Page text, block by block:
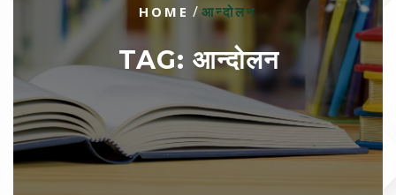
HOME / आन्दोलन
TAG: आन्दोलन